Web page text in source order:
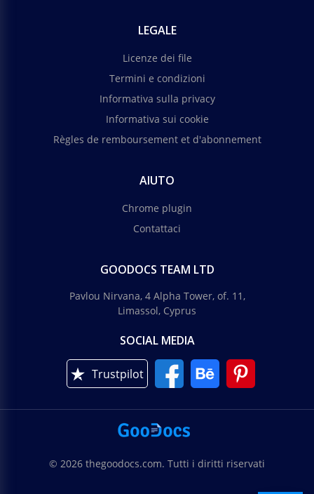
LEGALE
Licenze dei file
Termini e condizioni
Informativa sulla privacy
Informativa sui cookie
Règles de remboursement et d'abonnement
AIUTO
Chrome plugin
Contattaci
GOODOCS TEAM LTD
Pavlou Nirvana, 4 Alpha Tower, of. 11,
Limassol, Cyprus
SOCIAL MEDIA
Trustpilot
© 2026 thegoodocs.com. Tutti i diritti riservati